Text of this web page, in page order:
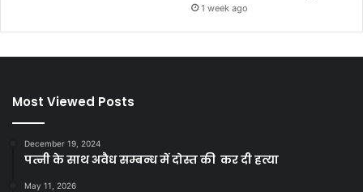
1 week ago
Most Viewed Posts
December 19, 2024
पत्नी के साथ अवैध सम्बन्ध में दोस्त की कर दी हत्या
May 11, 2026